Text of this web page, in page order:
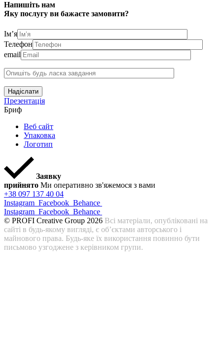
Напишіть нам
Яку послугу ви бажаєте замовити?
Ім’я
Телефон
email
Надіслати
Презентація
Бриф
Веб сайт
Упаковка
Логотип
Заявку
прийнято Ми оперативно зв'яжемося з вами
+38 097 137 40 04
Instagram Facebook Behance
Instagram Facebook Behance
© PROFI Creative Group 2026 Всі матеріали, опубліковані на
сайті в будь-якому вигляді, є об’єктами авторського і
майнового права. Будь-яке їх використання повинно бути
письмово узгоджене з керівником групи.